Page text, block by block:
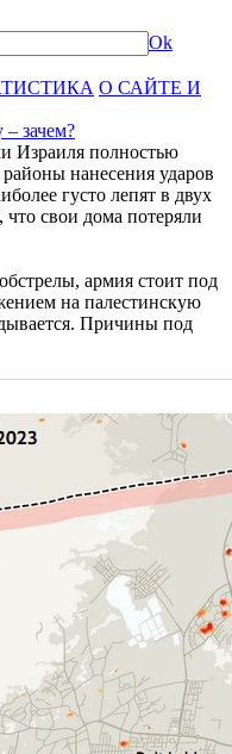
Ok
О САЙТЕ И
– зачем?
Израиля полностью
нанесения ударов
густо лепят в двух
свои дома потеряли
армия стоит под
на палестинскую
Причины под